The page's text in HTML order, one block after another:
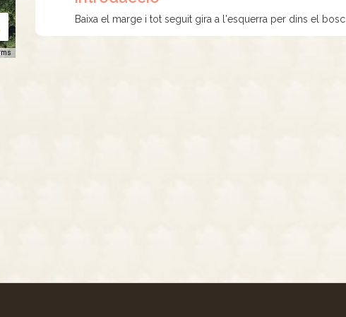
Baixa el marge i tot seguit gira a l'esquerra per dins el bosc